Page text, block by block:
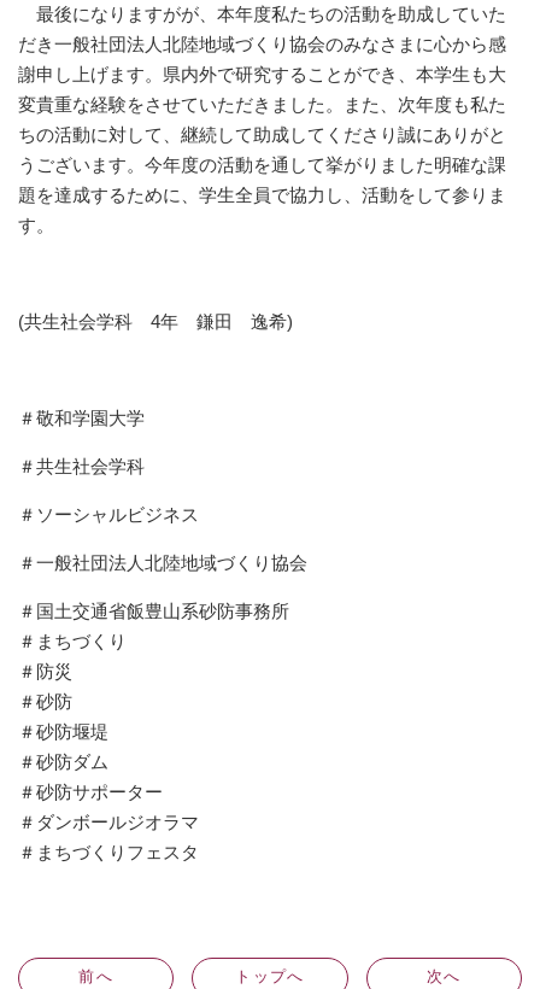
最後になりますがが、本年度私たちの活動を助成していた
だき一般社団法人北陸地域づくり協会のみなさまに心から感
謝申し上げます。県内外で研究することができ、本学生も大
変貴重な経験をさせていただきました。また、次年度も私た
ちの活動に対して、継続して助成してくださり誠にありがと
うございます。今年度の活動を通して挙がりました明確な課
題を達成するために、学生全員で協力し、活動をして参りま
す。
(共生社会学科 4年 鎌田 逸希)
＃敬和学園大学
＃共生社会学科
＃ソーシャルビジネス
＃一般社団法人北陸地域づくり協会
＃国土交通省飯豊山系砂防事務所
＃まちづくり
＃防災
＃砂防
＃砂防堰堤
＃砂防ダム
＃砂防サポーター
＃ダンボールジオラマ
＃まちづくりフェスタ
前へ トップへ 次へ